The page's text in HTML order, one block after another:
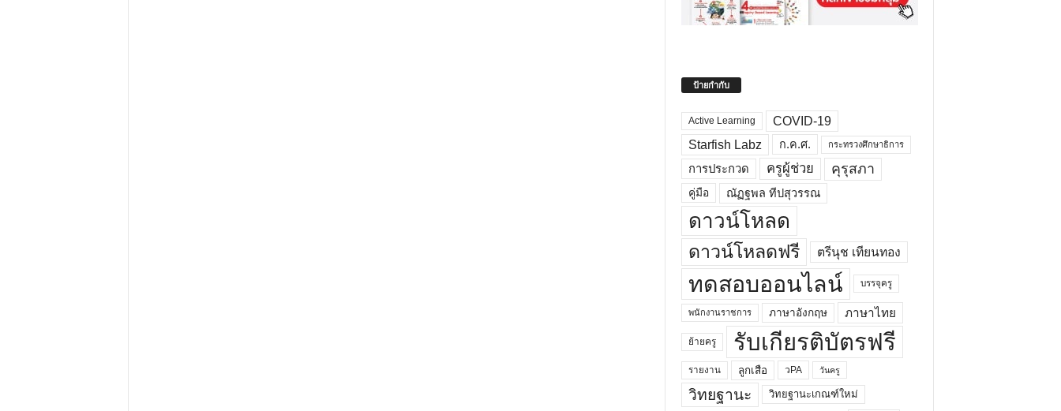
ป้ายกำกับ
Active Learning
COVID-19
Starfish Labz
ก.ค.ศ. กระทรวงศึกษาธิการ
การประกวด ครูผู้ช่วย คุรุสภา
คู่มือ ณัฏฐพล ทีปสุวรรณ
ดาวน์โหลด
ดาวน์โหลดฟรี ตรีนุช เทียนทอง
ทดสอบออนไลน์ บรรจุครู
พนักงานราชการ ภาษาอังกฤษ ภาษาไทย
ย้ายครู รับเกียรติบัตรฟรี
รายงาน ลูกเสือ วPA วันครู
วิทยฐานะ วิทยฐานะเกณฑ์ใหม่